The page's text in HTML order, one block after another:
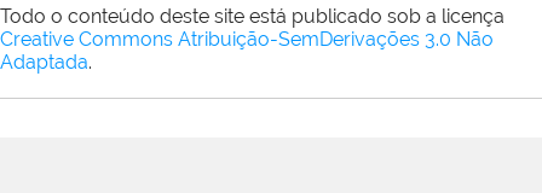
Todo o conteúdo deste site está publicado sob a licença
Creative Commons Atribuição-SemDerivações 3.0 Não
Adaptada.